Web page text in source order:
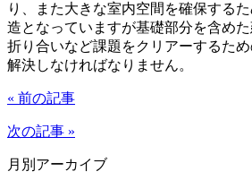
り、また大きな室内空間を確保する
造となっていますが基礎部分を含め
折り合いなど課題をクリアーするた
解決しなければなりません。
« 前の記事
次の記事 »
月別アーカイブ